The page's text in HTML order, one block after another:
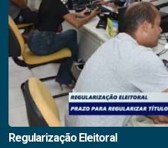
Regularização Eleitoral